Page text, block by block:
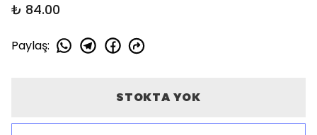
₺ 84.00
Paylaş:
STOKTA YOK